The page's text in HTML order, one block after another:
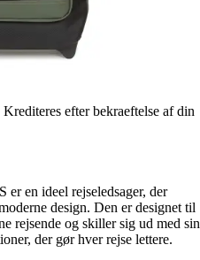
Krediteres efter bekraeftelse af din
en ideel rejseledsager, der
design. Den er designet til
rejsende og skiller sig ud med sin
der gør hver rejse lettere.